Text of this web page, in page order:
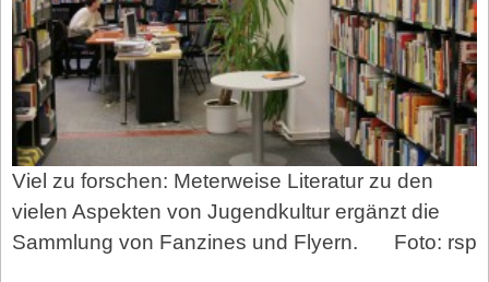
Viel zu forschen: Meterweise Literatur zu den
vielen Aspekten von Jugendkultur ergänzt die
Sammlung von Fanzines und Flyern.
Foto: rsp